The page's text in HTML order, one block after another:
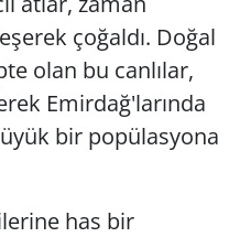
çoğaldı. Doğal
olan bu canlılar,
Emirdağ'larında
bir popülasyona
has bir